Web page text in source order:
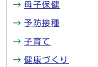
母子保健
予防接種
子育て
健康づくり